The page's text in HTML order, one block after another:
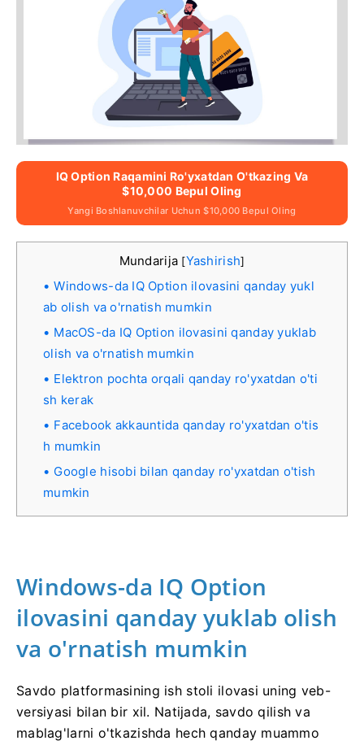
IQ Option Raqamini Ro'yxatdan O'tkazing Va
$10,000 Bepul Oling
Yangi Boshlanuvchilar Uchun $10,000 Bepul Oling
Mundarija [Yashirish]
Windows-da IQ Option ilovasini qanday yukl
ab olish va o'rnatish mumkin
MacOS-da IQ Option ilovasini qanday yuklab
olish va o'rnatish mumkin
Elektron pochta orqali qanday ro'yxatdan o'ti
sh kerak
Facebook akkauntida qanday ro'yxatdan o'tis
h mumkin
Google hisobi bilan qanday ro'yxatdan o'tish
mumkin
Windows-da IQ Option
ilovasini qanday yuklab olish
va o'rnatish mumkin
Savdo platformasining ish stoli ilovasi uning veb-
versiyasi bilan bir xil. Natijada, savdo qilish va
mablag'larni o'tkazishda hech qanday muammo